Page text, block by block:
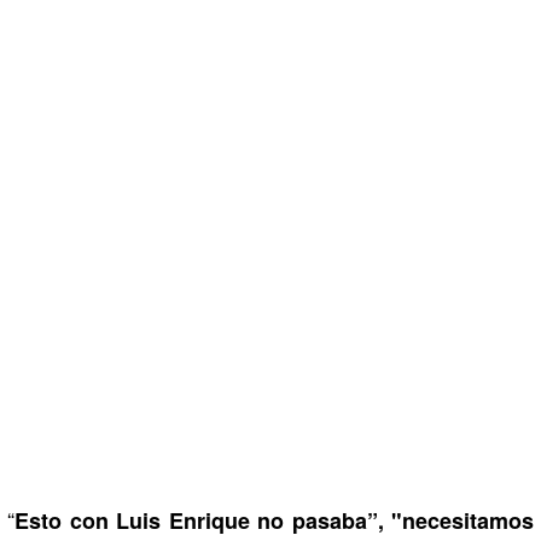
“Esto con Luis Enrique no pasaba”, "necesitamos